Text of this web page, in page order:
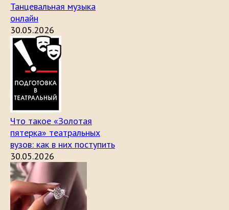
Танцевальная музыка
онлайн
30.05.2026
Что такое «Золотая
пятерка» театральных
вузов: как в них поступить
30.05.2026